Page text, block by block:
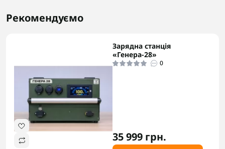
Рекомендуємо
Зарядна станція
«Генера-28»
0
35 999 грн.